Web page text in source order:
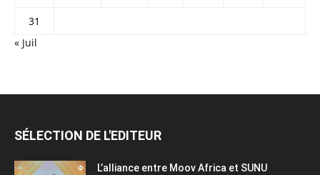
31
« Juil
SÉLECTION DE L'EDITEUR
L’alliance entre Moov Africa et SUNU